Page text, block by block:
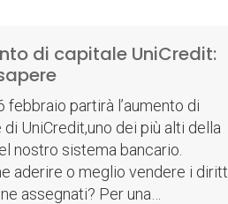
di capitale UniCredit:
febbraio partirà l’aumento di
UniCredit,uno dei più alti della
nostro sistema bancario.
aderire o meglio vendere i
assegnati? Per una…